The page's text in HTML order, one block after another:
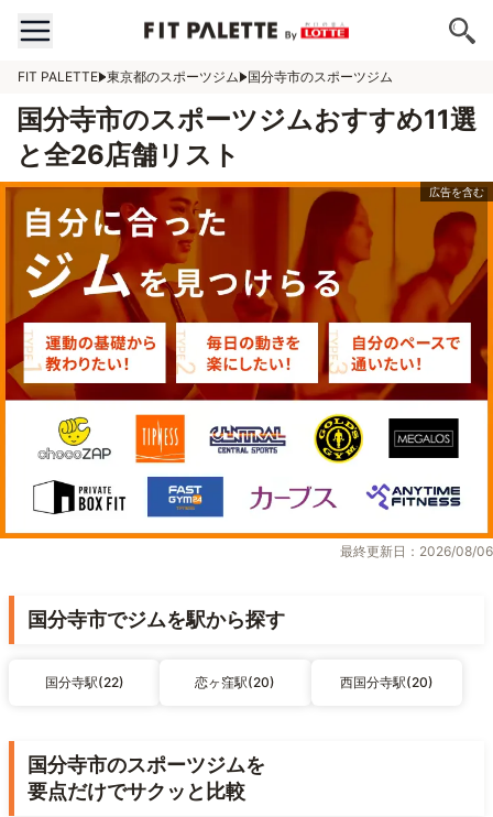
FIT PALETTE 東京都のスポーツジム 国分寺市のスポーツジム
国分寺市のスポーツジムおすすめ11選
と全26店舗リスト
最終更新日：2026/08/06
国分寺市でジムを駅から探す
国分寺駅(22) 恋ヶ窪駅(20) 西国分寺駅(20)
国分寺市のスポーツジムを
要点だけでサクッと比較